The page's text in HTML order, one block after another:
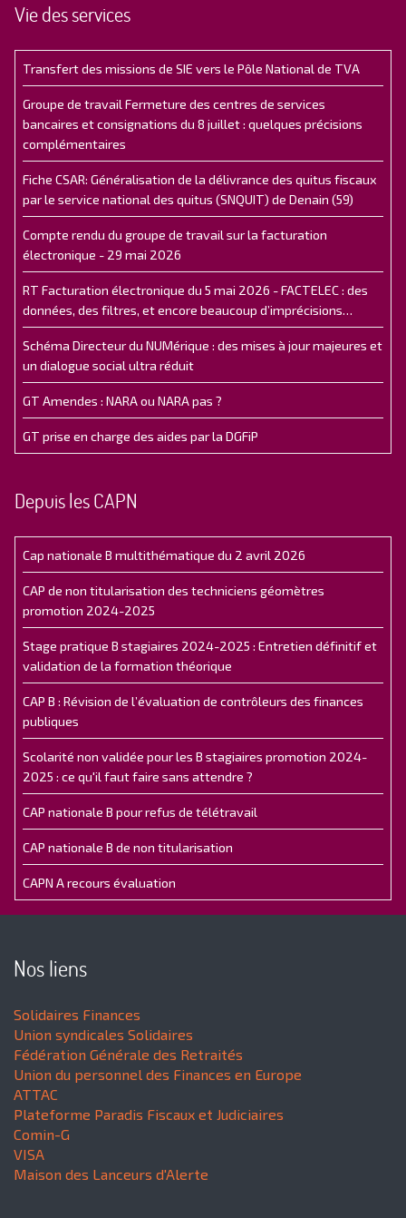
Vie des services
Transfert des missions de SIE vers le Pôle National de TVA
Groupe de travail Fermeture des centres de services
bancaires et consignations du 8 juillet : quelques précisions
complémentaires
Fiche CSAR: Généralisation de la délivrance des quitus fiscaux
par le service national des quitus (SNQUIT) de Denain (59)
Compte rendu du groupe de travail sur la facturation
électronique - 29 mai 2026
RT Facturation électronique du 5 mai 2026 - FACTELEC : des
données, des filtres, et encore beaucoup d’imprécisions…
Schéma Directeur du NUMérique : des mises à jour majeures et
un dialogue social ultra réduit
GT Amendes : NARA ou NARA pas ?
GT prise en charge des aides par la DGFiP
Depuis les CAPN
Cap nationale B multithématique du 2 avril 2026
CAP de non titularisation des techniciens géomètres
promotion 2024-2025
Stage pratique B stagiaires 2024-2025 : Entretien définitif et
validation de la formation théorique
CAP B : Révision de l’évaluation de contrôleurs des finances
publiques
Scolarité non validée pour les B stagiaires promotion 2024-
2025 : ce qu'il faut faire sans attendre ?
CAP nationale B pour refus de télétravail
CAP nationale B de non titularisation
CAPN A recours évaluation
Nos liens
Solidaires Finances
Union syndicales Solidaires
Fédération Générale des Retraités
Union du personnel des Finances en Europe
ATTAC
Plateforme Paradis Fiscaux et Judiciaires
Comin-G
VISA
Maison des Lanceurs d'Alerte